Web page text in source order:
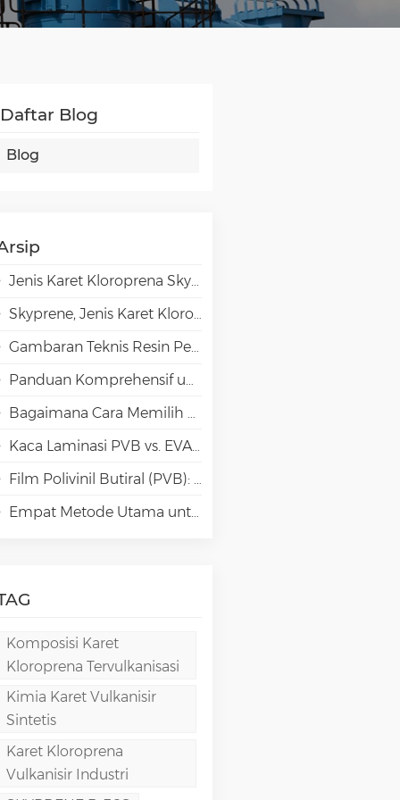
Daftar Blog
Blog
Jenis Karet Kloroprena Skyprene untuk Aplikasi Perekat
Skyprene, Jenis Karet Kloroprena untuk Aplikasi Industri
Gambaran Teknis Resin Penghalang Tinggi EVAL EVOH dalam Aplikasi Pengemasan
Panduan Komprehensif untuk Pemilihan Emulsi VAE
Bagaimana Cara Memilih Jenis Polivinil Alkohol (PVA) yang Tepat untuk Aplikasi Kertas Khusus?
Kaca Laminasi PVB vs. EVA vs. SGP vs. TPU: Perbandingan & Panduan untuk Arsitektur Modern
Film Polivinil Butiral (PVB): Kimia, Pemrosesan, dan Aplikasi Berkinerja Tinggi
Empat Metode Utama untuk Pembuatan Film PVA
Komposisi Karet
Kloroprena Tervulkanisasi
Kimia Karet Vulkanisir
Sintetis
Karet Kloroprena
Vulkanisir Industri